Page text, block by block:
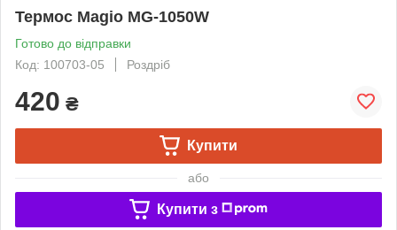
Термос Magio MG-1050W
Готово до відправки
Код: 100703-05
Роздріб
420 ₴
Купити
або
Купити з